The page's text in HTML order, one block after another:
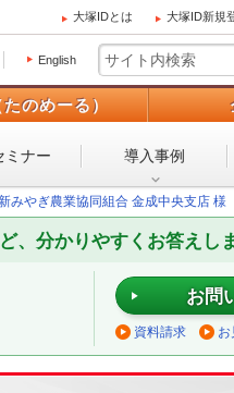
大塚IDとは 大塚ID新規
English
のめーる）
ミナー 導入事例
みやぎ農業協同組合 金成中央支店 様
、分かりやすくお答えしま
お問
資料請求 お